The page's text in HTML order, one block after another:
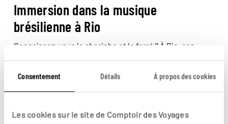
Consentement Détails À propos des cookies
Les cookies sur le site de Comptoir des Voyages
Immersion dans la musique
brésilienne à Rio
Connaissez-vous le chorinho et le forró ? À Rio, ces
pour découvrir ces musiques et vibrer au son de cette
culture brésilienne intense et profondément